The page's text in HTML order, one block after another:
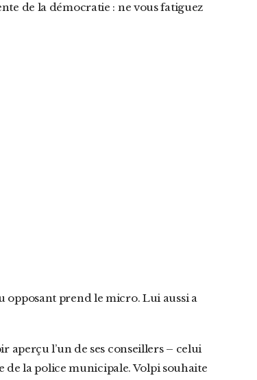
de la démocratie : ne vous fatiguez
opposant prend le micro. Lui aussi a
de la police municipale. Volpi souhaite